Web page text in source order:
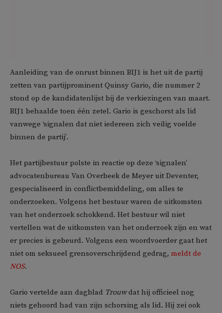
Aanleiding van de onrust binnen BIJ1 is het uit de partij
zetten van partijprominent Quinsy Gario, die nummer 2
stond op de kandidatenlijst bij de verkiezingen van maart.
BIJ1 behaalde toen één zetel. Gario is geschorst als lid
vanwege ‘signalen dat niet iedereen zich veilig voelde
binnen de partij’.
Het partijbestuur polste in reactie op deze ‘signalen’
advocatenbureau Van Overbeek de Meyer uit Deventer,
gespecialiseerd in conflictbemiddeling, om alles te
onderzoeken. Volgens het bestuur waren de uitkomsten
van het onderzoek schokkend. Het bestuur wil niet
vertellen wat de uitkomsten van het onderzoek zijn en wat
er precies is gebeurd. Volgens een woordvoerder gaat het
niet om seksueel grensoverschrijdend gedrag, meldt de
NOS.
Gario vertelde aan dagblad Trouwdat hij officieel nog
niets gehoord had van zijn schorsing als lid. Hij zei ook